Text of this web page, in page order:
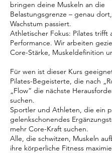
bringen deine Muskeln an die
Belastungsgrenze – genau
Wachstum passiert.
Athletischer Fokus: Pilates trifft
Performance. Wir arbeiten
Core-Stärke, Muskeldefinition
Für wen ist dieser Kurs
Pilates-Begeisterte, die nach
„Flow“ die nächste
suchen.
Sportler und Athleten, die ein
gelenkschonendes
mehr Core-Kraft suchen.
Alle, die schwitzen, Muskeln
ihre körperliche Fitness